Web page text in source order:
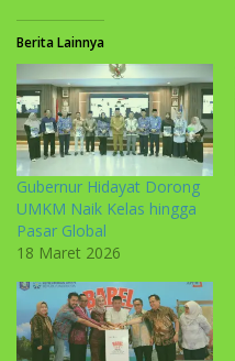
Berita Lainnya
Gubernur Hidayat Dorong
UMKM Naik Kelas hingga
Pasar Global
18 Maret 2026